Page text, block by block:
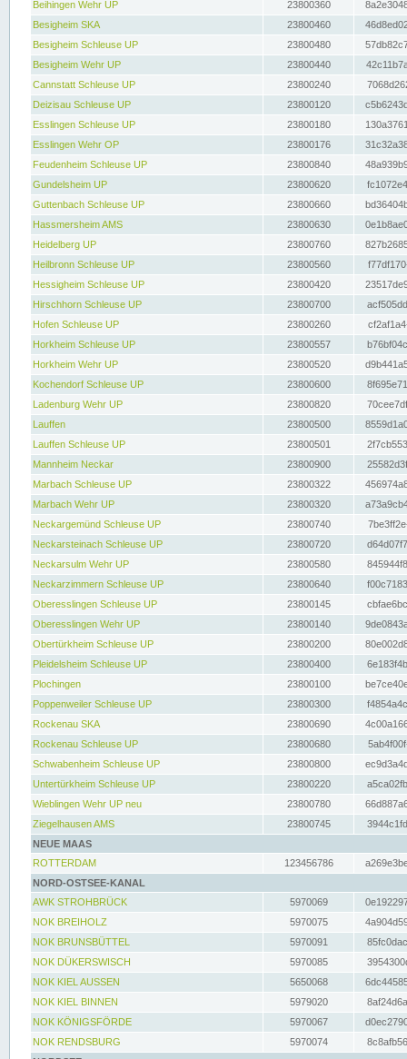
Beihingen Wehr UP
23800360
Besigheim SKA
23800460
Besigheim Schleuse UP
23800480
Besigheim Wehr UP
23800440
Cannstatt Schleuse UP
23800240
Deizisau Schleuse UP
23800120
Esslingen Schleuse UP
23800180
Esslingen Wehr OP
23800176
Feudenheim Schleuse UP
23800840
Gundelsheim UP
23800620
Guttenbach Schleuse UP
23800660
Hassmersheim AMS
23800630
Heidelberg UP
23800760
Heilbronn Schleuse UP
23800560
Hessigheim Schleuse UP
23800420
Hirschhorn Schleuse UP
23800700
Hofen Schleuse UP
23800260
Horkheim Schleuse UP
23800557
Horkheim Wehr UP
23800520
Kochendorf Schleuse UP
23800600
Ladenburg Wehr UP
23800820
Lauffen
23800500
Lauffen Schleuse UP
23800501
Mannheim Neckar
23800900
Marbach Schleuse UP
23800322
Marbach Wehr UP
23800320
Neckargemünd Schleuse UP
23800740
Neckarsteinach Schleuse UP
23800720
Neckarsulm Wehr UP
23800580
Neckarzimmern Schleuse UP
23800640
Oberesslingen Schleuse UP
23800145
Oberesslingen Wehr UP
23800140
Obertürkheim Schleuse UP
23800200
Pleidelsheim Schleuse UP
23800400
Plochingen
23800100
Poppenweiler Schleuse UP
23800300
Rockenau SKA
23800690
Rockenau Schleuse UP
23800680
Schwabenheim Schleuse UP
23800800
Untertürkheim Schleuse UP
23800220
Wieblingen Wehr UP neu
23800780
Ziegelhausen AMS
23800745
NEUE MAAS
ROTTERDAM
123456786
NORD-OSTSEE-KANAL
AWK STROHBRÜCK
5970069
NOK BREIHOLZ
5970075
NOK BRUNSBÜTTEL
5970091
NOK DÜKERSWISCH
5970085
NOK KIEL AUSSEN
5650068
NOK KIEL BINNEN
5979020
NOK KÖNIGSFÖRDE
5970067
NOK RENDSBURG
5970074